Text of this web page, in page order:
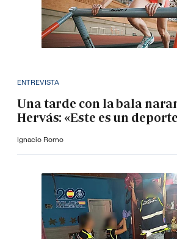
ENTREVISTA
Una tarde con la bala
Hervás: «Este es un
Ignacio Romo